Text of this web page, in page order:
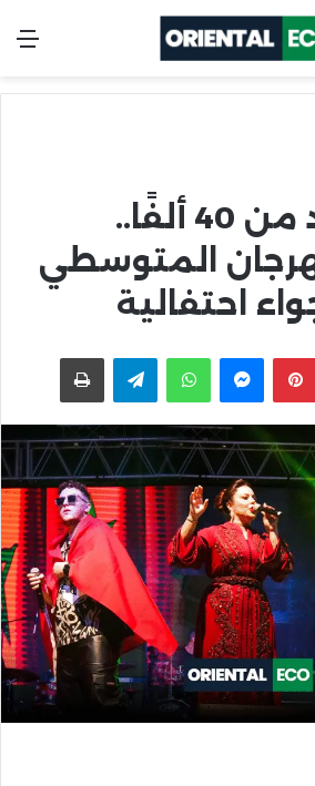
بحضور أزيد من 40 ألفًا..
المتوسطي
احتفالية
Pinterest
Messenger
WhatsApp
Telegramاطبعها